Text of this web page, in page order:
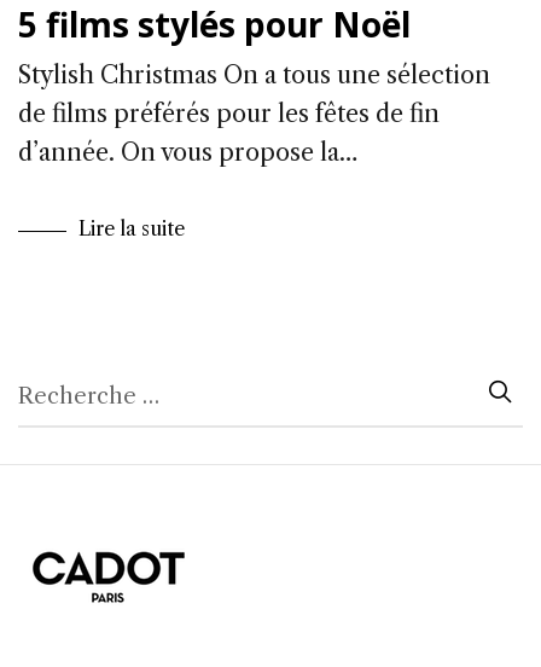
5 films stylés pour Noël
Stylish Christmas On a tous une sélection
de films préférés pour les fêtes de fin
d’année. On vous propose la…
Lire la suite